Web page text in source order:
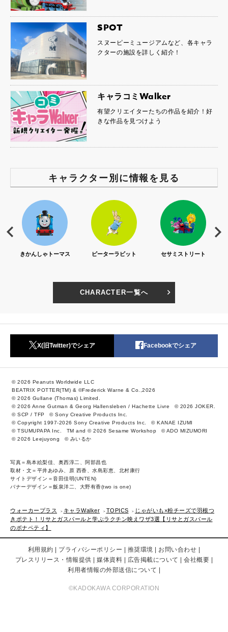
SPOT
スヌーピーミュージアムなど、各キャラ
クターの施設を詳しく紹介！
キャラコミWalker
有望クリエイターたちの作品を紹介！好
きな作品を見つけよう
キャラクター別に情報を見る
きかんしゃトーマス ピーターラビット セサミストリート
CHARACTER一覧へ
X(旧Twitter)でシェア Facebookでシェア
© 2026 Peanuts Worldwide LLC
BEATRIX POTTER(TM) & ©Frederick Warne & Co.,2026
© 2026 Gullane (Thomas) Limited.
© 2026 Anne Gutman & Georg Hallensleben / Hachette Livre
© 2026 JOKER.
© SCP / TFP
© Sony Creative Products Inc.
© Copyright 1997-2026 Sony Creative Products Inc.
© KANAE IZUMI
© TSUMUPAPA Inc.
TM and © 2026 Sesame Workshop
© ADO MIZUMORI
© 2026 Leejuyong
© みいるか
写真＝島本絵梨佳、奥西淳二、阿部昌也
取材・文＝平井あゆみ、原 西香、水島彩恵、北村康行
サイトデザイン＝音田佳明(UNTEN)
バナーデザイン＝飯泉洋二、大野有香(two is one)
ウォーカープラス キャラWalker TOPICS
じゃがいも×粉チーズで羽根つ
きポテト！リサとガスパールと学ぶラクチン映えワザ3選【リサとガスパール
のボナペティ】
利用規約 プライバシーポリシー 推奨環境
お問い合わせ
プレスリリース・情報提供
媒体資料 広告掲載について
会社概要
利用者情報の外部送信について
©KADOKAWA CORPORATION